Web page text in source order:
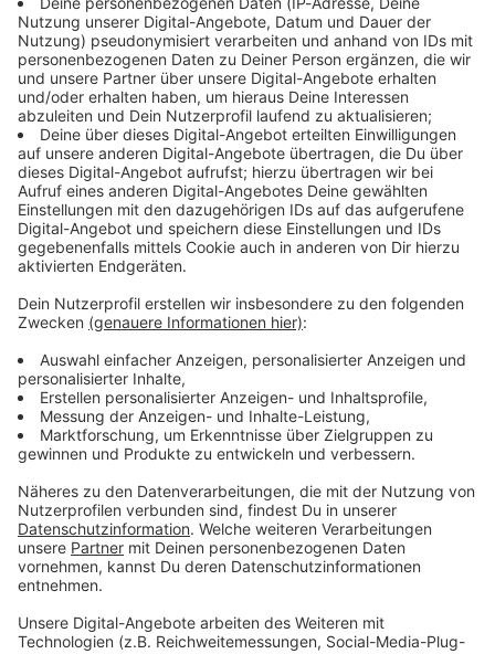
Immer auf dem Laufenden
bleiben!
Verpass' nichts mehr - mit unserem kostenlosen
ANTENNE BAYERN Newsletter. Ob Nachrichten,
Lifestyle oder unsere neuesten Aktionen - wir
informieren dich.
Zum Newsletter anmelden
Du möchtest uns etwas sagen?
Studio Hotline